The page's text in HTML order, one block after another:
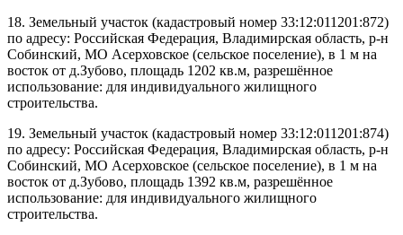
18. Земельный участок (кадастровый номер 33:12:011201:872)
по адресу: Российская Федерация, Владимирская область, р-н
Собинский, МО Асерховское (сельское поселение), в 1 м на
восток от д.Зубово, площадь 1202 кв.м, разрешённое
использование: для индивидуального жилищного
строительства.
19. Земельный участок (кадастровый номер 33:12:011201:874)
по адресу: Российская Федерация, Владимирская область, р-н
Собинский, МО Асерховское (сельское поселение), в 1 м на
восток от д.Зубово, площадь 1392 кв.м, разрешённое
использование: для индивидуального жилищного
строительства.